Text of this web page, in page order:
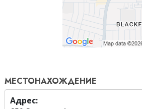
МЕСТОНАХОЖДЕНИЕ
Адрес: